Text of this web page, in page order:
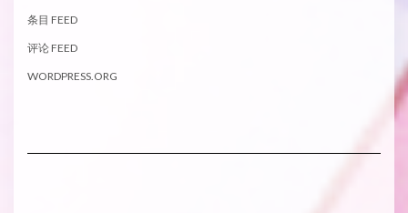
条目 FEED
评论 FEED
WORDPRESS.ORG